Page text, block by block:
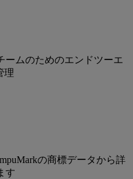
ームのためのエンドツーエ
理
の商標データから詳
す